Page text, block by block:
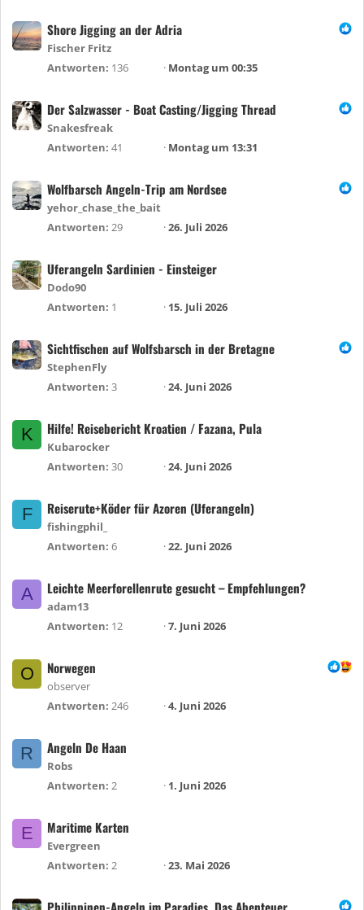
Shore Jigging an der Adria
Fischer Fritz
Antworten 136 Montag um 00:35
Der Salzwasser - Boat Casting/Jigging Thread
Snakesfreak
Antworten 41 Montag um 13:31
Wolfbarsch Angeln-Trip am Nordsee
yehor_chase_the_bait
Antworten 29 26. Juli 2026
Uferangeln Sardinien - Einsteiger
Dodo90
Antworten 1 15. Juli 2026
Sichtfischen auf Wolfsbarsch in der Bretagne
StephenFly
Antworten 3 24. Juni 2026
K Hilfe! Reisebericht Kroatien / Fazana, Pula
Kubarocker
Antworten 30 24. Juni 2026
F Reiserute+Köder für Azoren (Uferangeln)
fishingphil_
Antworten 6 22. Juni 2026
A Leichte Meerforellenrute gesucht – Empfehlungen?
adam13
Antworten 12 7. Juni 2026
O Norwegen
observer
Antworten 246 4. Juni 2026
R Angeln De Haan
Robs
Antworten 2 1. Juni 2026
E Maritime Karten
Evergreen
Antworten 2 23. Mai 2026
Philippinen-Angeln im Paradies. Das Abenteuer